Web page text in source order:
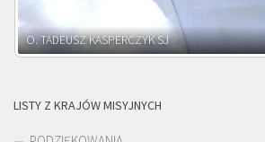
O. ADNRZEJ LEŚNIARA SJ
LISTY Z KRAJÓW MISYJNYCH